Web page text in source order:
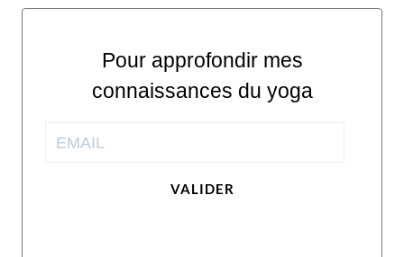
Pour approfondir mes
connaissances du yoga
VALIDER